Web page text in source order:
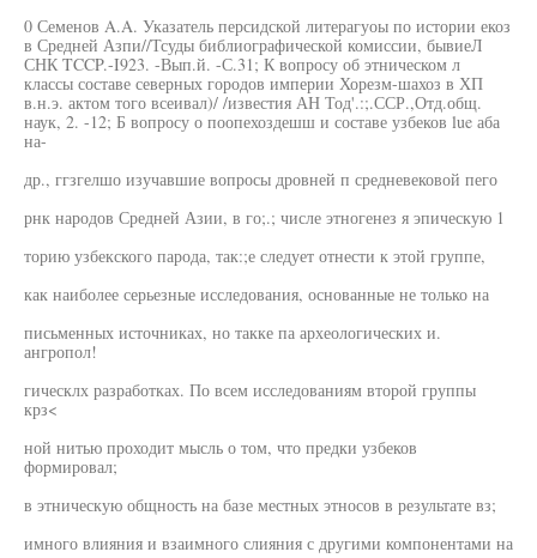
0 Семенов A.A. Указатель персидской литерагуоы по истории екоз
в Средней Азпи//Тсуды библиографической комиссии, бывиеЛ
СНК TCCP.-I923. -Вып.й. -С.31; К вопросу об этническом л
классы составе северных городов империи Хорезм-шахоз в ХП
в.н.э. актом того всеивал)/ /известия АН Тод'.:;.ССР.,Отд.общ.
наук, 2. -12; Б вопросу о поопехоздешш и составе узбеков lue аба
на-
др., ггзгелшо изучавшие вопросы дровней п средневековой пего
рнк народов Средней Азии, в го;.; числе этногенез я эпическую 1
торию узбекского парода, так:;е следует отнести к этой группе,
как наиболее серьезные исследования, основанные не только на
письменных источниках, но такке па археологических и.
ангропол!
гическлх разработках. По всем исследованиям второй группы
крз<
ной нитью проходит мысль о том, что предки узбеков
формировал;
в этническую общность на базе местных этносов в результате вз;
имного влияния и взаимного слияния с другими компонентами на